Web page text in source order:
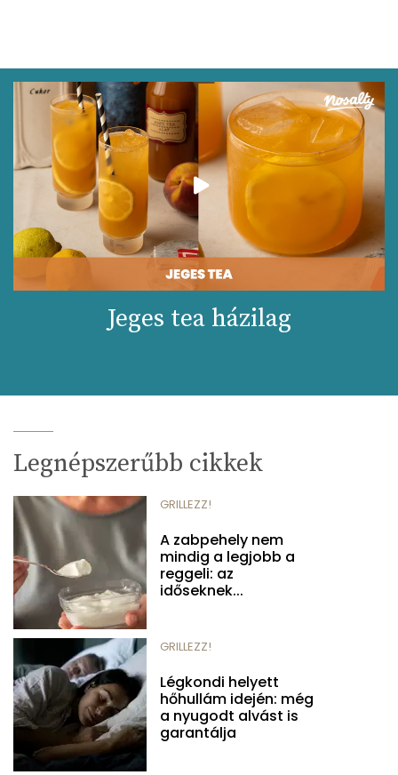
Jeges tea házilag
Legnépszerűbb cikkek
GRILLEZZ!
A zabpehely nem
mindig a legjobb a
reggeli: az
időseknek...
GRILLEZZ!
Légkondi helyett
hőhullám idején: még
a nyugodt alvást is
garantálja